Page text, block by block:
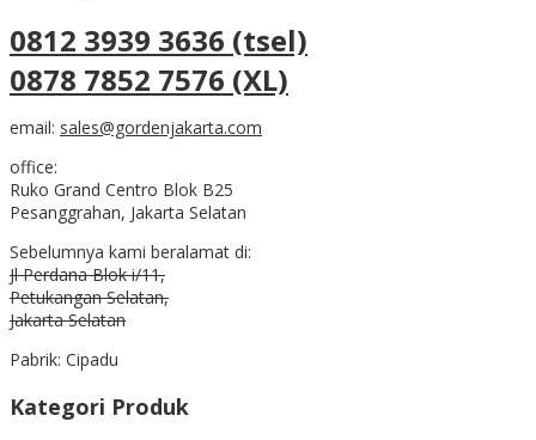
0812 3939 3636 (tsel)
0878 7852 7576 (XL)
email: sales@gordenjakarta.com
office:
Ruko Grand Centro Blok B25
Pesanggrahan, Jakarta Selatan
Sebelumnya kami beralamat di:
Jl Perdana Blok i/11,
Petukangan Selatan,
Jakarta Selatan
Pabrik: Cipadu
Kategori Produk